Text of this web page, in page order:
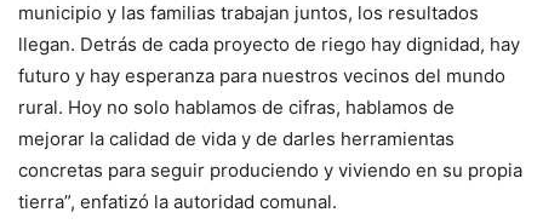
municipio y las familias trabajan juntos, los resultados
llegan. Detrás de cada proyecto de riego hay dignidad, hay
futuro y hay esperanza para nuestros vecinos del mundo
rural. Hoy no solo hablamos de cifras, hablamos de
mejorar la calidad de vida y de darles herramientas
concretas para seguir produciendo y viviendo en su propia
tierra”, enfatizó la autoridad comunal.